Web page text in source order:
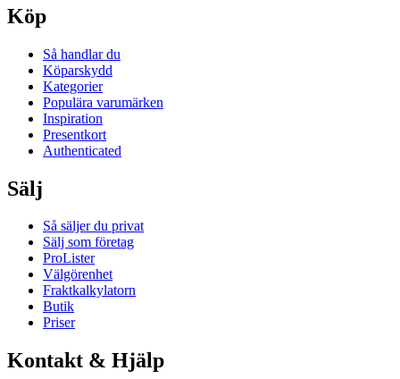
Köp
Så handlar du
Köparskydd
Kategorier
Populära varumärken
Inspiration
Presentkort
Authenticated
Sälj
Så säljer du privat
Sälj som företag
ProLister
Välgörenhet
Fraktkalkylatorn
Butik
Priser
Kontakt & Hjälp